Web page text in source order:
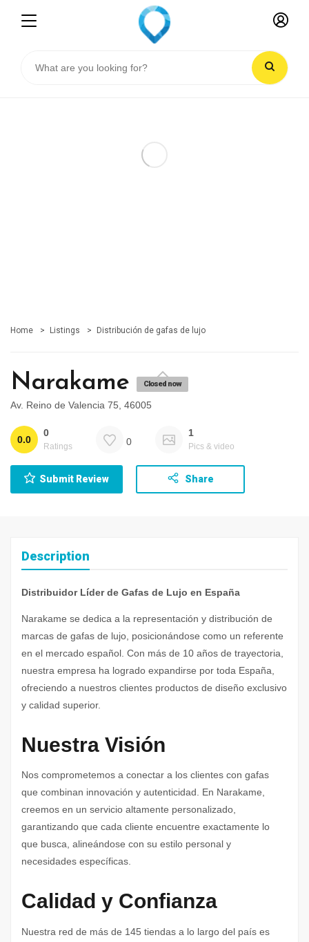
Home Listings Distribución de gafas de lujo
Narakame Closed now
Av. Reino de Valencia 75, 46005
0.0
0
Ratings 0
1
Pics & video
Submit Review Share
Description
Distribuidor Líder de Gafas de Lujo en España
Narakame se dedica a la representación y distribución de
marcas de gafas de lujo, posicionándose como un referente
en el mercado español. Con más de 10 años de trayectoria,
nuestra empresa ha logrado expandirse por toda España,
ofreciendo a nuestros clientes productos de diseño exclusivo
y calidad superior.
Nuestra Visión
Nos comprometemos a conectar a los clientes con gafas
que combinan innovación y autenticidad. En Narakame,
creemos en un servicio altamente personalizado,
garantizando que cada cliente encuentre exactamente lo
que busca, alineándose con su estilo personal y
necesidades específicas.
Calidad y Confianza
Nuestra red de más de 145 tiendas a lo largo del país es